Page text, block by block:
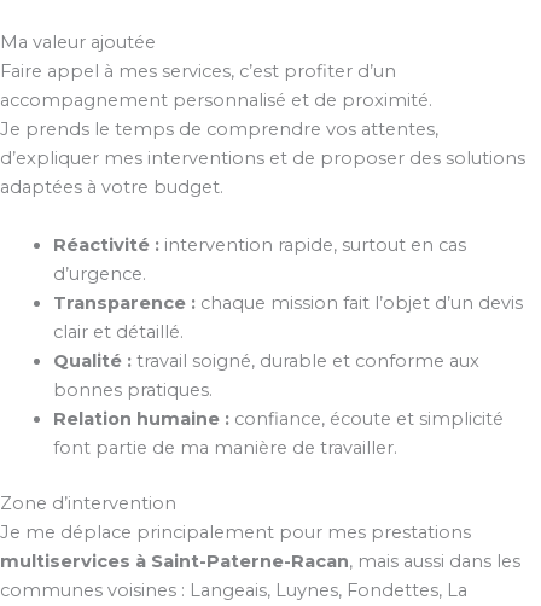
Ma valeur ajoutée
Faire appel à mes services, c’est profiter d’un
accompagnement personnalisé et de proximité.
Je prends le temps de comprendre vos attentes,
d’expliquer mes interventions et de proposer des solutions
adaptées à votre budget.
Réactivité :intervention rapide, surtout en cas
d’urgence.
Transparence :chaque mission fait l’objet d’un devis
clair et détaillé.
Qualité :travail soigné, durable et conforme aux
bonnes pratiques.
Relation humaine :confiance, écoute et simplicité
font partie de ma manière de travailler.
Zone d’intervention
Je me déplace principalement pour mes prestations
multiservices à Saint-Paterne-Racan, mais aussi dans les
communes voisines : Langeais, Luynes, Fondettes, La